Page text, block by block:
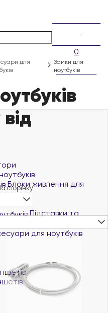
0
Блоки живлення для
Підставки та
для ноутбуків
для
Замки для
ноутбуків
сторінку